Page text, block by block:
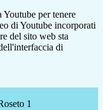
Youtube per tenere
di Youtube incorporati
del sito web sta
di
1